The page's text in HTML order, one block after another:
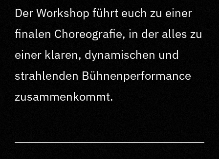
Der Workshop führt euch zu einer
finalen Choreografie, in der alles zu
einer klaren, dynamischen und
strahlenden Bühnenperformance
zusammenkommt.